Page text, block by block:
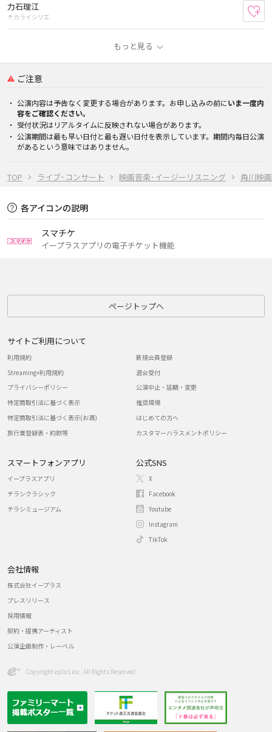
TOP ライブ･コンサート 映画音楽･イージーリスニング 角川映
力石理江
チカライシリエ
もっと見る
ご注意
公演内容は予告なく変更する場合があります。お申し込みの前にいま一度内
容をご確認ください。
受付状況はリアルタイムに反映されない場合があります。
公演期間は最も早い日付と最も遅い日付を表示しています。期間内毎日公演
があるという意味ではありません。
各アイコンの説明
スマチケ
イープラスアプリの電子チケット機能
ページトップへ
サイトご利用について
利用規約
Streaming+利用規約
プライバシーポリシー
特定商取引法に基づく表示
特定商取引法に基づく表示(お酒)
旅行業登録表・約款等
新規会員登録
退会受付
公演中止・延期・変更
推奨環境
はじめての方へ
カスタマーハラスメントポリシー
スマートフォンアプリ
イープラスアプリ
チラシクラシック
チラシミュージアム
公式SNS
X
Facebook
Youtube
Instagram
TikTok
会社情報
株式会社イープラス
プレスリリース
採用情報
契約・提携アーティスト
公演企画制作・レーベル
Copyright eplus inc. All Rights Reserved.